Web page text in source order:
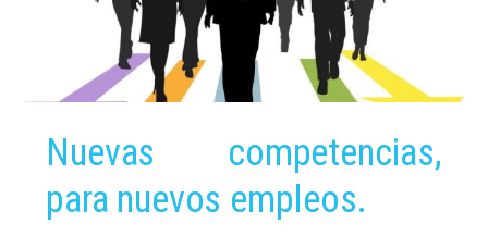
Nuevas competencias,
para nuevos empleos.